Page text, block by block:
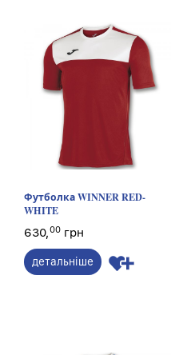
Футболка WINNER RED-
WHITE
630,00 грн
детальніше